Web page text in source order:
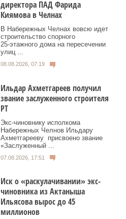
директора ПАД Фарида
Киямова в Челнах
В Набережных Челнах вовсю идет
строительство спорного
25‑этажного дома на пересечении
улиц ...
08.08.2026, 07:19
Ильдар Ахметгареев получил
звание заслуженного строителя
РТ
Экс‑чиновнику исполкома
Набережных Челнов Ильдару
Ахметгарееву присвоено звание
«Заслуженный ...
07.08.2026, 17:51
Иск о «раскулачивании» экс-
чиновника из Актаныша
Ильясова вырос до 45
миллионов